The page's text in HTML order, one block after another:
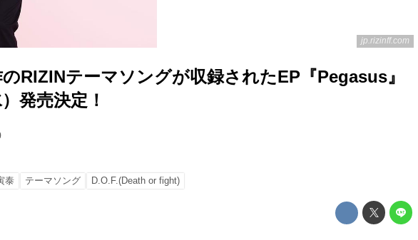
jp.rizinff.com
RIZINテーマソングが収録されたEP『Pegasus』
発売決定！
泰 テーマソング D.O.F.(Death or fight)